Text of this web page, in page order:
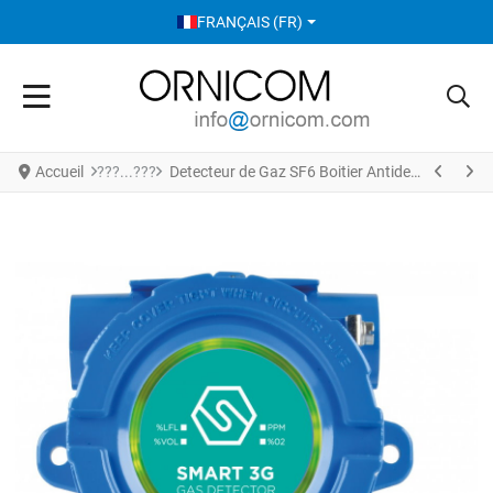
SÉLECTIONNEZ VOTRE LANGUE
FRANÇAIS (FR)
Accueil Detecteur de Gaz SF6 Boitier Antideflagrant S3599SF6-LD